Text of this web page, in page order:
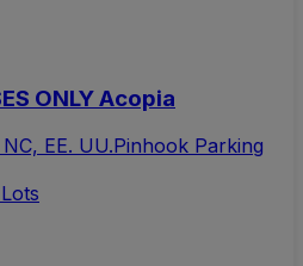
ONLY Acopia
EE. UU.Pinhook Parking